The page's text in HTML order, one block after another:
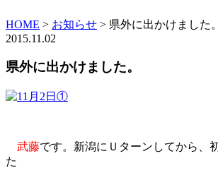
HOME > お知らせ > 県外に出かけました。
2015.11.02
県外に出かけました。
武藤です。新潟にＵターンしてから、
た